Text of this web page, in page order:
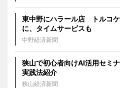
東中野にハラール店 トルコ
に、タイムサービスも
中野経済新聞
狭山で初心者向けAI活用セミ
実践法紹介
狭山経済新聞